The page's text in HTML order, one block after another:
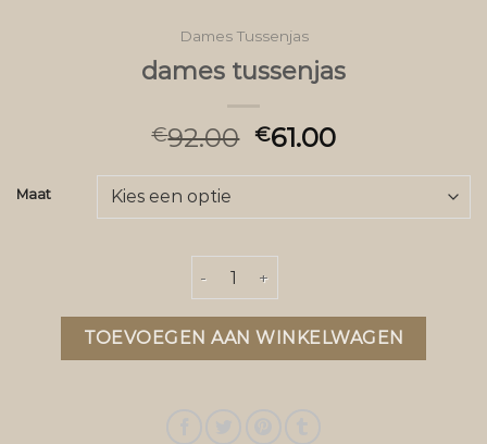
Dames Tussenjas
dames tussenjas
€92.00 €61.00
Maat
dames tussenjas aantal
TOEVOEGEN AAN WINKELWAGEN